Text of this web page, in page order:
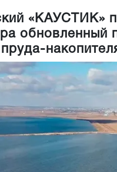
«КАУСТИК»
обновленный